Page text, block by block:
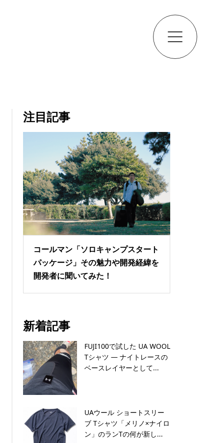
注目記事
コールマン「ソロキャンプスタート
パッケージ」その魅力や開発経緯を
開発者に聞いてみた！
新着記事
FUJI100で試した UA WOOL
Tシャツ — ナイトレースの
ベースレイヤーとして...
UAウール ショートスリー
ブ Tシャツ「メリノ×ナイロ
ン」のランTの何が新し...